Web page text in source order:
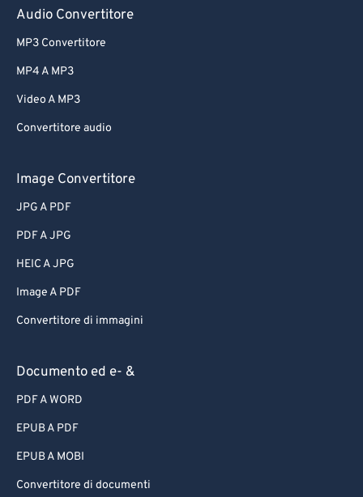
Audio Convertitore
MP3 Convertitore
MP4 A MP3
Video A MP3
Convertitore audio
Image Convertitore
JPG A PDF
PDF A JPG
HEIC A JPG
Image A PDF
Convertitore di immagini
Documento ed e- &
PDF A WORD
EPUB A PDF
EPUB A MOBI
Convertitore di documenti